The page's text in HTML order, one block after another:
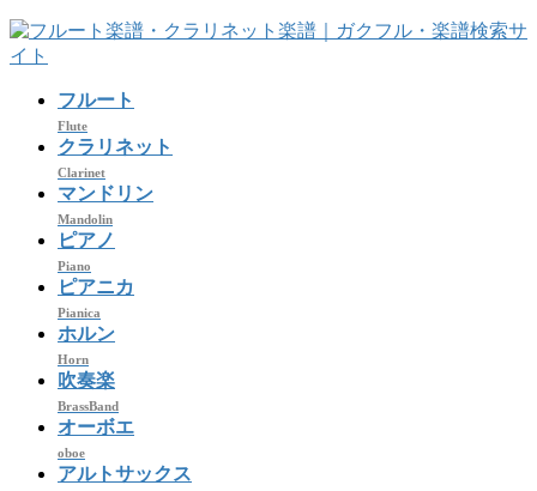
コ
ン
ナ
ビ
フルート
Flute
クラリネット
Clarinet
マンドリン
Mandolin
ピアノ
Piano
ピアニカ
Pianica
ホルン
Horn
吹奏楽
BrassBand
オーボエ
oboe
アルトサックス